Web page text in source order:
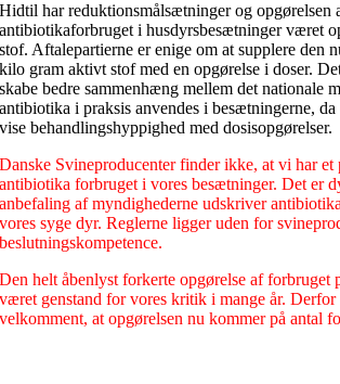
Hidtil har reduktionsmålsætninger og opgørelsen
antibiotikaforbruget i husdyrsbesætninger været
stof. Aftalepartierne er enige om at supplere den
kilo gram aktivt stof med en opgørelse i doser.
skabe bedre sammenhæng mellem det nationale
antibiotika i praksis anvendes i besætningerne, da
vise behandlingshyppighed med dosisopgørelser.
Danske Svineproducenter finder ikke, at vi har et
antibiotika forbruget i vores besætninger. Det er
anbefaling af myndighederne udskriver
vores syge dyr. Reglerne ligger uden for
beslutningskompetence.
Den helt åbenlyst forkerte opgørelse af forbruget
været genstand for vores kritik i mange år. Derfor
velkomment, at opgørelsen nu kommer på antal